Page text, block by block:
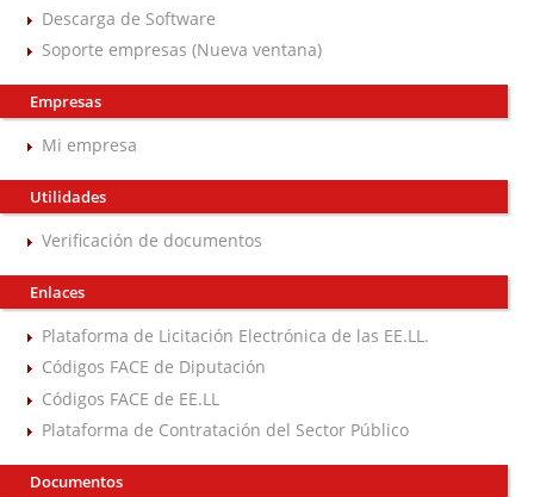
Descarga de Software
Soporte empresas (Nueva ventana)
Empresas
Mi empresa
Utilidades
Verificación de documentos
Enlaces
Plataforma de Licitación Electrónica de las EE.LL.
Códigos FACE de Diputación
Códigos FACE de EE.LL
Plataforma de Contratación del Sector Público
Documentos